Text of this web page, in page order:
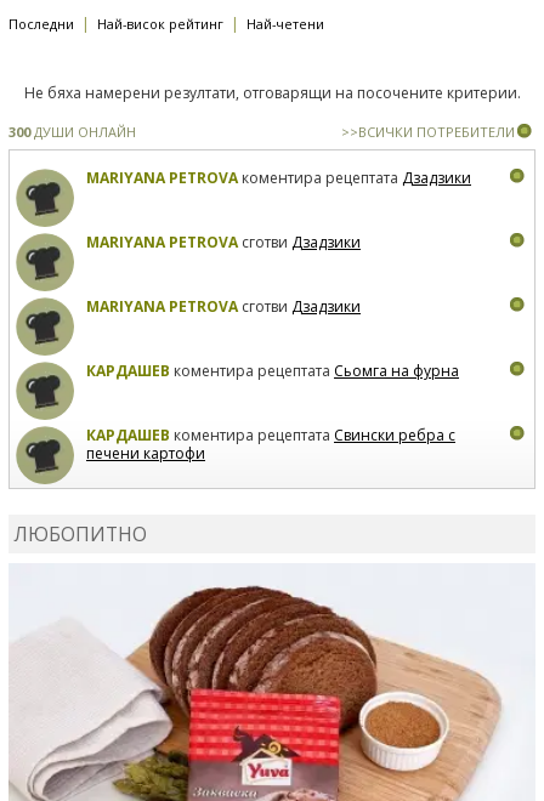
Последни | Най-висок рейтинг | Най-четени
Не бяха намерени резултати, отговарящи на посочените критерии.
300ДУШИ ОНЛАЙН >>ВСИЧКИ ПОТРЕБИТЕЛИ
MARIYANA PETROVAкоментира рецептата Дзадзики
MARIYANA PETROVAсготви Дзадзики
MARIYANA PETROVAсготви Дзадзики
КАРДАШЕВ коментира рецептата Сьомга на фурна
КАРДАШЕВ коментира рецептата Свински ребра с
печени картофи
ЛЮБОПИТНО